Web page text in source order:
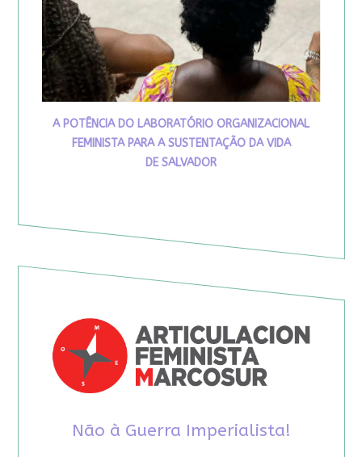
A POTÊNCIA DO LABORATÓRIO ORGANIZACIONAL
FEMINISTA PARA A SUSTENTAÇÃO DA VIDA
DE SALVADOR
Não à Guerra Imperialista!